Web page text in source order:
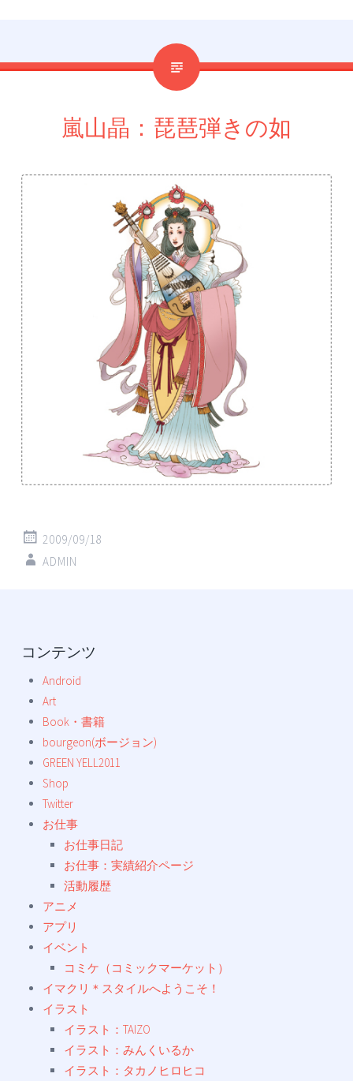
嵐山晶：琵琶弾きの如
2009/09/18
ADMIN
コンテンツ
Android
Art
Book・書籍
bourgeon(ボージョン)
GREEN YELL2011
Shop
Twitter
お仕事
お仕事日記
お仕事：実績紹介ページ
活動履歴
アニメ
アプリ
イベント
コミケ（コミックマーケット）
イマクリ＊スタイルへようこそ！
イラスト
イラスト：TAIZO
イラスト：みんくいるか
イラスト：タカノヒロヒコ